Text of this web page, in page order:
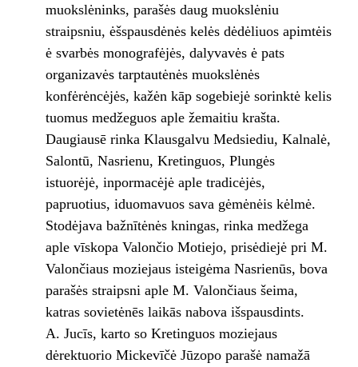
muokslėninks, parašės daug muokslėniu
straipsniu, ėšspausdėnės kelės dėdėliuos apimtėis
ė svarbės monografėjės, dalyvavės ė pats
organizavės tarptautėnės muokslėnės
konfėrėncėjės, kažėn kāp sogebiejė sorinktė kelis
tuomus medžeguos aple žemaitiu krašta.
Daugiausē rinka Klausgalvu Medsiediu, Kalnalė,
Salontū, Nasrienu, Kretinguos, Plungės
istuorėjė, inpormacėjė aple tradicėjės,
papruotius, iduomavuos sava gėmėnėis kėlmė.
Stodėjava bažnītėnės kningas, rinka medžega
aple vīskopa Valončio Motiejo, prisėdiejė pri M.
Valončiaus moziejaus isteigėma Nasrienūs, bova
parašės straipsni aple M. Valončiaus šeima,
katras sovietėnēs laikās nabova išspausdints.
A. Jucīs, karto so Kretinguos moziejaus
dėrektuorio Mickevīčė Jūzopo parašė namažā